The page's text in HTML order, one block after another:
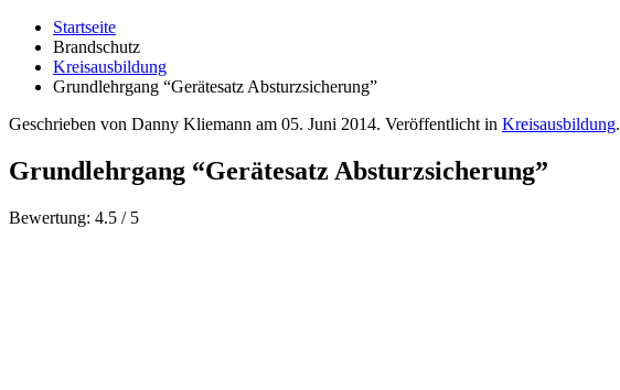
Startseite
Brandschutz
Kreisausbildung
Grundlehrgang “Gerätesatz Absturzsicherung”
Geschrieben von Danny Kliemann am 05. Juni 2014. Veröffentlicht in Kreisausbildung.
Grundlehrgang “Gerätesatz Absturzsicherung”
Bewertung: 4.5 / 5